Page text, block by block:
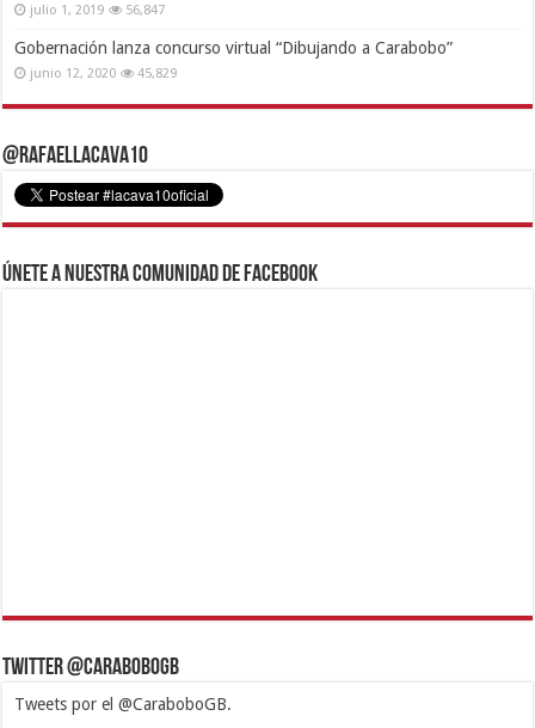
julio 1, 2019 56,847
Gobernación lanza concurso virtual “Dibujando a Carabobo”
junio 12, 2020 45,829
@RafaelLacava10
Únete a nuestra comunidad de Facebook
Twitter @CaraboboGB
Tweets por el @CaraboboGB.